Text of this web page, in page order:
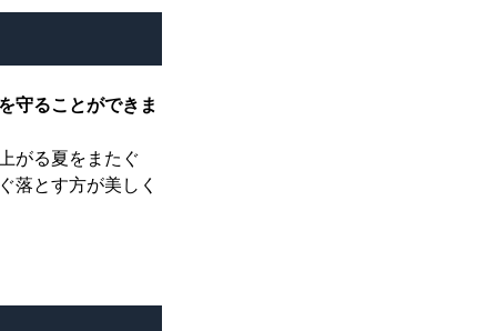
守ることができま
がる夏をまたぐ
落とす方が美しく